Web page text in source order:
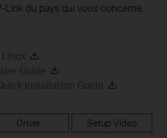
Link du pays qui vous concerne.
Guide
Installation Guide
Driver Setup Video